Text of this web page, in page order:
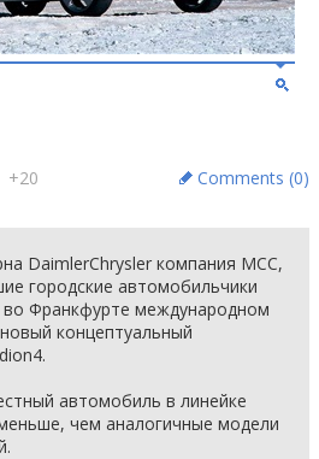
+20 Comments (0)
DaimlerChrysler компания MCC,
городские автомобильчики
Франкфурте международном
концептуальный
автомобиль в линейке
чем аналогичные модели